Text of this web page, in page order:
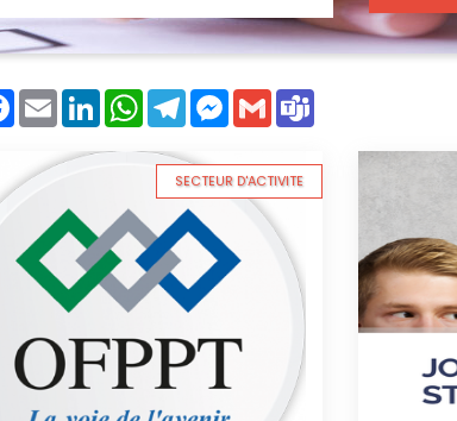
Facebook
Email LinkedInWhatsAppTelegramMessenger
Gmail
SECTEUR D'ACTIVITE